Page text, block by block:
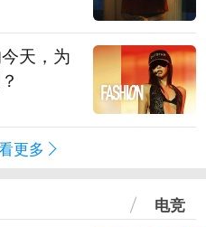
天，为
更多
电竞